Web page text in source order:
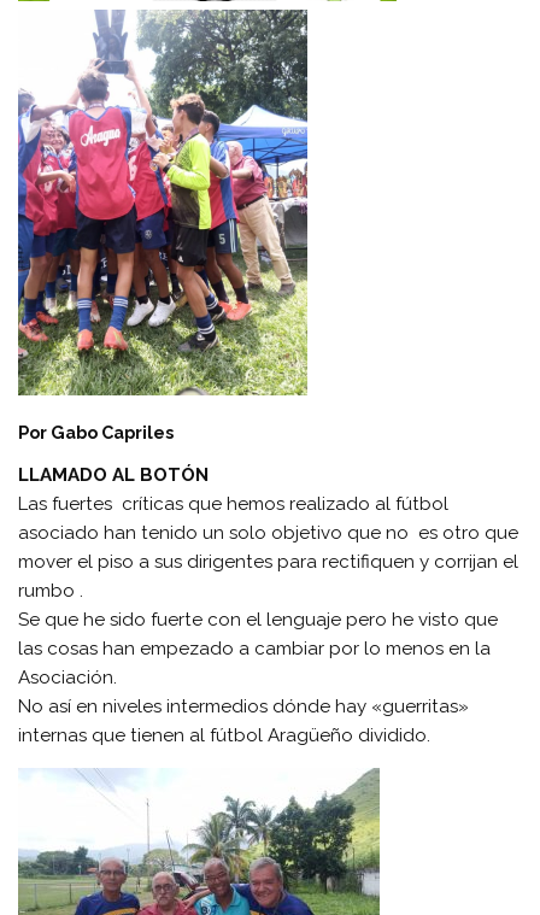
Por Gabo Capriles
LLAMADO AL BOTÓN
Las fuertes críticas que hemos realizado al fútbol
asociado han tenido un solo objetivo que no es otro que
mover el piso a sus dirigentes para rectifiquen y corrijan el
rumbo .
Se que he sido fuerte con el lenguaje pero he visto que
las cosas han empezado a cambiar por lo menos en la
Asociación.
No así en niveles intermedios dónde hay «guerritas»
internas que tienen al fútbol Aragüeño dividido.